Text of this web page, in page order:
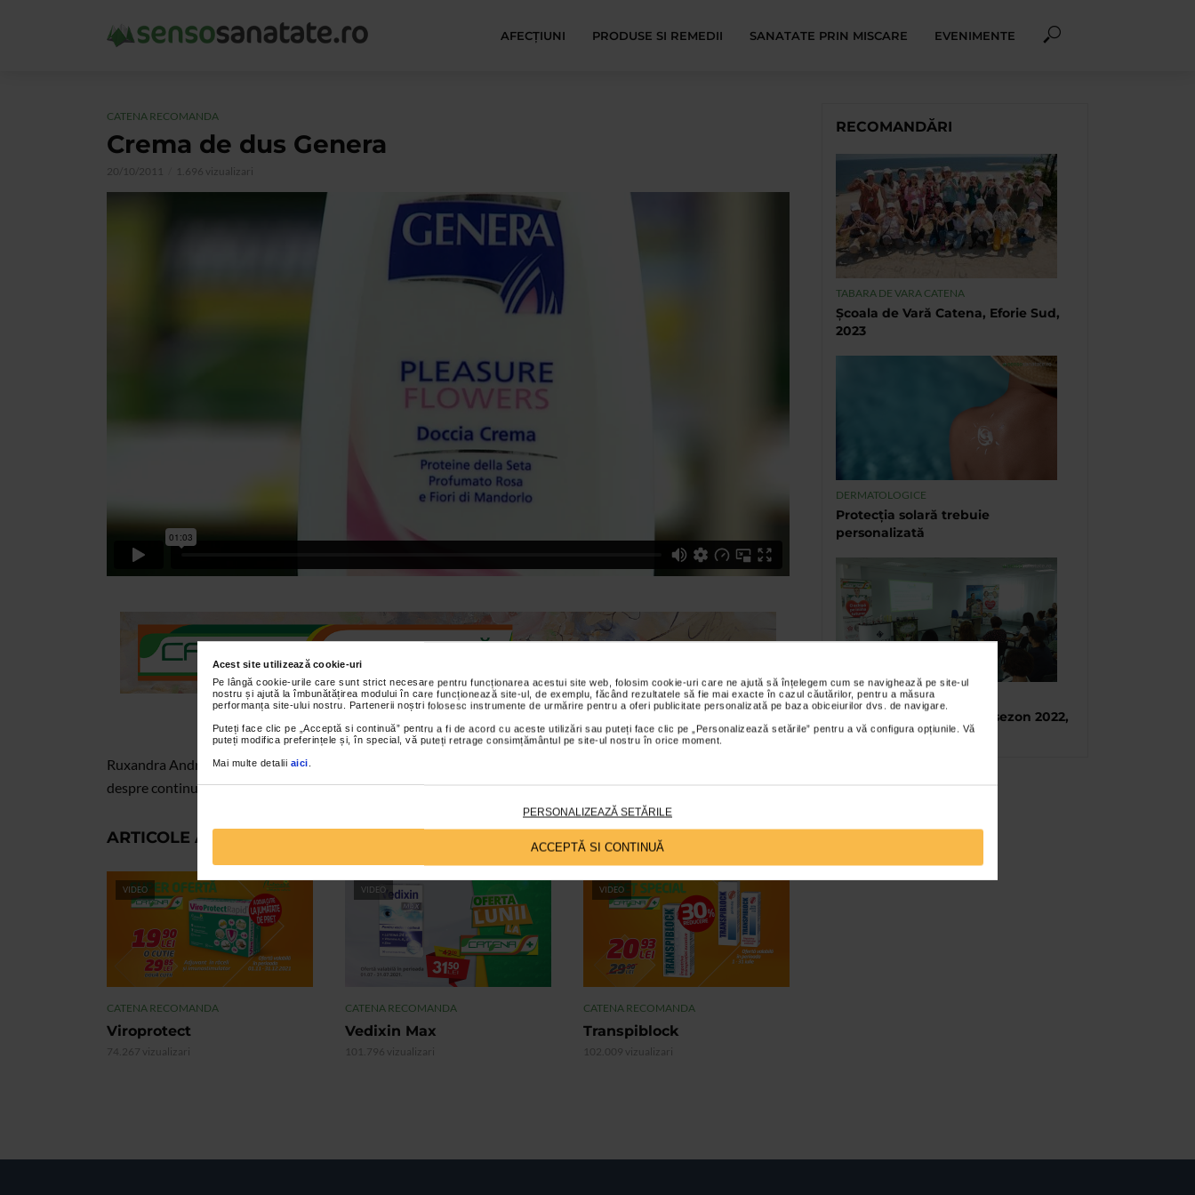
Acest site utilizează cookie-uri
Pe lângă cookie-urile care sunt strict necesare pentru funcționarea acestui site web, folosim cookie-uri care ne ajută să înțelegem cum se navighează pe site-ul
nostru și ajută la îmbunătățirea modului în care funcționează site-ul, de exemplu, făcând rezultatele să fie mai exacte în cazul căutărilor, pentru a măsura
performanța site-ului nostru. Partenerii noștri folosesc instrumente de urmărire pentru a oferi publicitate personalizată pe baza obiceiurilor dvs. de navigare.
Puteți face clic pe „Acceptă si continuă” pentru a fi de acord cu aceste utilizări sau puteți face clic pe „Personalizează setările” pentru a vă configura opțiunile. Vă
puteți modifica preferințele și, în special, vă puteți retrage consimțământul pe site-ul nostru în orice moment.
Mai multe detalii aici.
PERSONALIZEAZĂ SETĂRILE
ACCEPTĂ SI CONTINUĂ
AFECŢIUNI PRODUSE SI REMEDII SANATATE PRIN MISCARE EVENIMENTE
CATENA RECOMANDA
Crema de dus Genera
20/10/2011 1.696 vizualizari
Ruxandra Andronache, farmacist-sef la Farmacia Catena din bulevardul Magheru nr. 41 Bucuresti, vorbeste
despre continutul si efectele cremei de dus Genera care se poate achizitiona din toate farmaciile Catena din tara.
ARTICOLE ASEMANATOARE
VIDEO
CATENA RECOMANDA
Viroprotect
74.267 vizualizari
VIDEO
CATENA RECOMANDA
Vedixin Max
101.796 vizualizari
VIDEO
CATENA RECOMANDA
Transpiblock
102.009 vizualizari
RECOMANDĂRI
TABARA DE VARA CATENA
Școala de Vară Catena, Eforie Sud,
2023
DERMATOLOGICE
Protecția solară trebuie
personalizată
TABARA DE VARA CATENA
Tabara de vara, final de sezon 2022,
Eforie Sud